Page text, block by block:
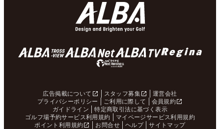
広告掲載について スタッフ募集
運営会社
プライバシーポリシー
ご利用に際して
会員規約
ガイドライン
特定商取引法に基づく表示
ゴルフ場予約サービス利用規約
マイページサービス利用規約
ポイント利用規約
お問合せ ヘルプ サイトマップ